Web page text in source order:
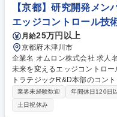
CAD（Solidworks)■Office365
募集職種 【旧オムロン電子部
【京都】研究開発メン
エッジコントロール技
月給25万円以上
京都府木津川市
企業名 オムロン株式会社 求人名 【京都】研究開発メンバー/ものづくりの
未来を変えるエッジコントロール技術 仕事の内容 技術的
トラテジックR&D本部のコン
センタで、エッジコントロー
開発をご担当いただきます。 【業務】■次世代組込ソフトウェア技術の企
画・開発・実装(例:分散制御/
業界未経験歓迎 年間休日120日
土日祝休み